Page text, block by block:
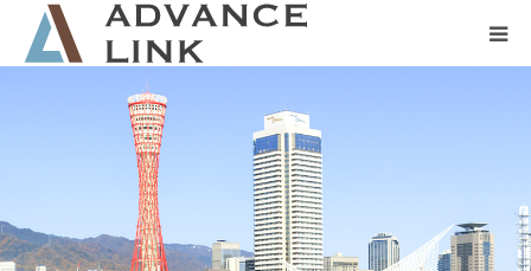
会社概要
ネット保険